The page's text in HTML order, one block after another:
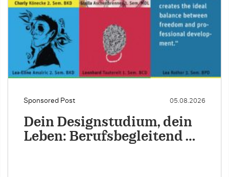
Sponsored Post 05.08.2026
Dein Designstudium, dein
Leben: Berufsbegleitend …